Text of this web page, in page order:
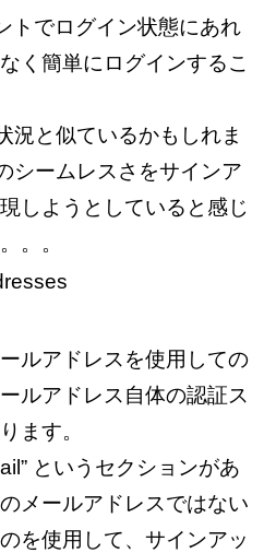
トでログイン状態にあれ
く簡単にログインするこ
況と似ているかもしれま
シームレスさをサインア
しようとしていると感じ
。。
ルアドレスを使用しての
ルアドレス自体の認証ス
ます。
というセクションがあ
メールアドレスではない
を使用して、サインアッ